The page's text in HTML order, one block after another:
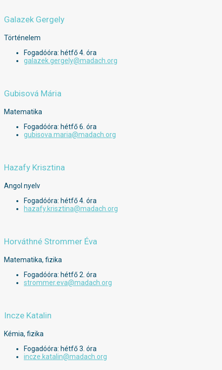
Galazek Gergely
Történelem
Fogadóóra: hétfő 4. óra
galazek.gergely@madach.org
Gubisová Mária
Matematika
Fogadóóra: hétfő 6. óra
gubisova.maria@madach.org
Hazafy Krisztina
Angol nyelv
Fogadóóra: hétfő 4. óra
hazafy.krisztina@madach.org
Horváthné Strommer Éva
Matematika, fizika
Fogadóóra: hétfő 2. óra
strommer.eva@madach.org
Incze Katalin
Kémia, fizika
Fogadóóra: hétfő 3. óra
incze.katalin@madach.org